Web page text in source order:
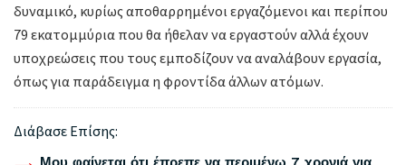
δυναμικό, κυρίως αποθαρρημένοι εργαζόμενοι και περίπου
79 εκατομμύρια που θα ήθελαν να εργαστούν αλλά έχουν
υποχρεώσεις που τους εμποδίζουν να αναλάβουν εργασία,
όπως για παράδειγμα η φροντίδα άλλων ατόμων.
Διάβασε Επίσης: